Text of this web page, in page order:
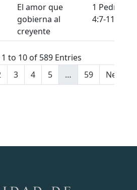
El amor que
gobierna al
creyente
1 Pedro
4:7-11
to 10 of 589 Entries
3 4 5 … 59 Next